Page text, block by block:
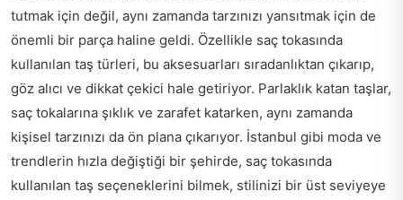
tutmak için değil, aynı zamanda tarzınızı yansıtmak için de
önemli bir parça haline geldi. Özellikle saç tokasında
kullanılan taş türleri, bu aksesuarları sıradanlıktan çıkarıp,
göz alıcı ve dikkat çekici hale getiriyor. Parlaklık katan taşlar,
saç tokalarına şıklık ve zarafet katarken, aynı zamanda
kişisel tarzınızı da ön plana çıkarıyor. İstanbul gibi moda ve
trendlerin hızla değiştiği bir şehirde, saç tokasında
kullanılan taş seçeneklerini bilmek, stilinizi bir üst seviyeye